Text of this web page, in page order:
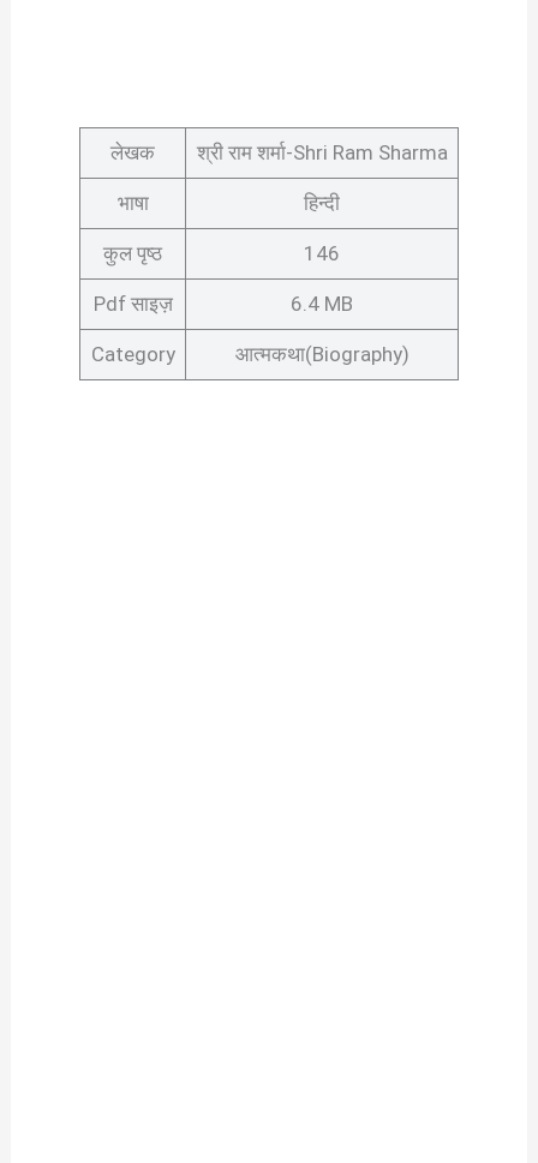
लेखक श्री राम शर्मा-Shri Ram Sharma
भाषा हिन्दी
कुल पृष्ठ 146
Pdf साइज़ 6.4 MB
Category आत्मकथा(Biography)